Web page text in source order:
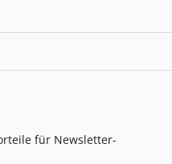
für Newsletter-